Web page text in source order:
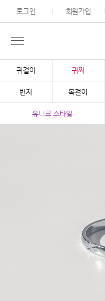
로그인 회원가입
귀걸이 귀찌
반지 목걸이
유니크 스타일